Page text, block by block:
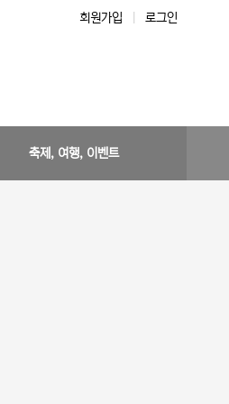
회원가입 로그인
축제, 여행, 이벤트